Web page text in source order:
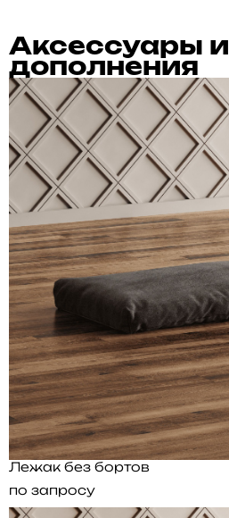
Аксессуары и
дополнения
Лежак без бортов
по запросу